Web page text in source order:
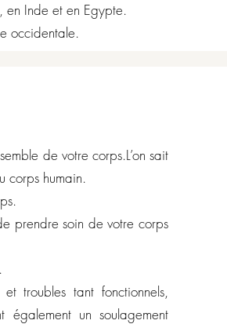
en Inde et en Egypte.
occidentale.
de votre corps.L’on sait
corps humain.
prendre soin de votre corps
troubles tant fonctionnels,
également un soulagement